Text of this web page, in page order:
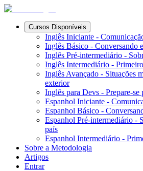
Cursos Disponíveis
Inglês Iniciante -
Inglês Básico - Conversando
Inglês Pré-intermediário -
Inglês Intermediário -
Inglês Avançado - Situações
exterior
Inglês para Devs - Prepare-
Espanhol Iniciante -
Espanhol Básico -
Espanhol Pré-intermediário -
país
Espanhol Intermediário -
Sobre a Metodologia
Artigos
Entrar